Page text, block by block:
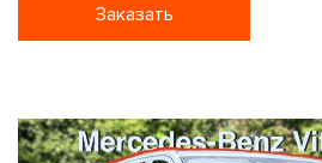
Заказать